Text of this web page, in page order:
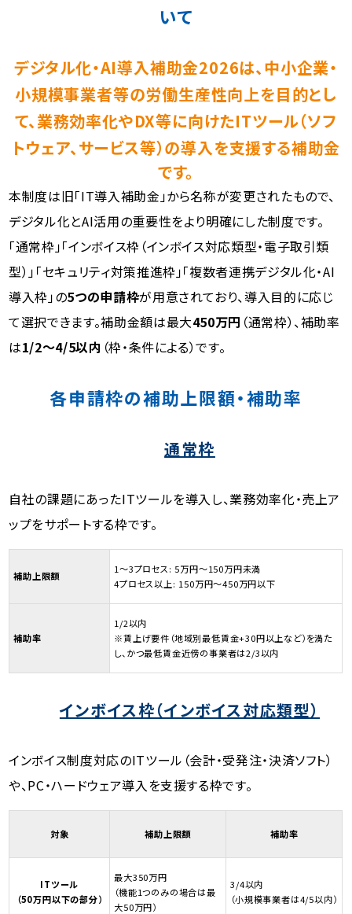
いて
デジタル化・AI導入補助金2026は、中小企業・
小規模事業者等の労働生産性向上を目的とし
て、業務効率化やDX等に向けたITツール（ソフ
トウェア、サービス等）の導入を支援する補助金
です。
本制度は旧「IT導入補助金」から名称が変更されたもので、
デジタル化とAI活用の重要性をより明確にした制度です。
「通常枠」「インボイス枠（インボイス対応類型・電子取引類
型）」「セキュリティ対策推進枠」「複数者連携デジタル化・AI
導入枠」の5つの申請枠が用意されており、導入目的に応じ
て選択できます。補助金額は最大450万円 （通常枠）、補助率
は1/2～4/5以内 （枠・条件による）です。
各申請枠の補助上限額・補助率
通常枠
自社の課題にあったITツールを導入し、業務効率化・売上ア
ップをサポートする枠です。
補助上限額
1～3プロセス: 5万円～150万円未満
4プロセス以上: 150万円～450万円以下
補助率
1/2以内
※賃上げ要件（地域別最低賃金+30円以上など）を満た
し、かつ最低賃金近傍の事業者は2/3以内
インボイス枠（インボイス対応類型）
インボイス制度対応のITツール（会計・受発注・決済ソフト）
や、PC・ハードウェア導入を支援する枠です。
対象 補助上限額 補助率
ITツール
（50万円以下の部分）
最大350万円
（機能1つのみの場合は最
大50万円）
3/4以内
（小規模事業者は4/5以内）